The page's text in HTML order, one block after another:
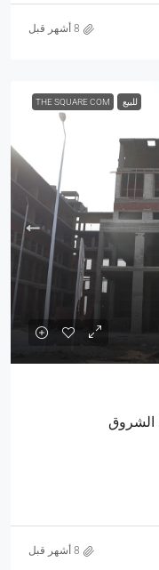
للبيع THE SQUARE COM
الشروق